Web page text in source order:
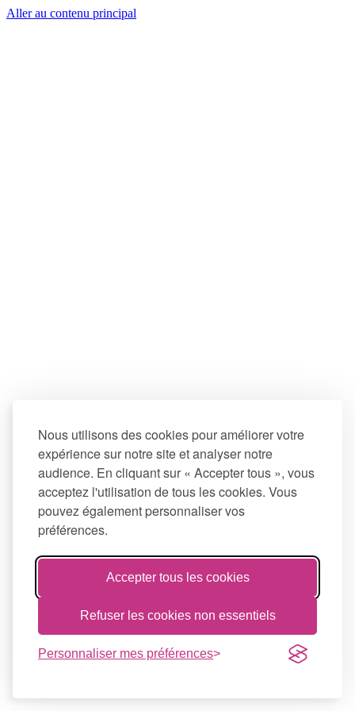
Nous utilisons des cookies pour améliorer votre
expérience sur notre site et analyser notre
audience. En cliquant sur « Accepter tous », vous
acceptez l'utilisation de tous les cookies. Vous
pouvez également personnaliser vos
préférences.
Accepter tous les cookies
Refuser les cookies non essentiels
Personnaliser mes préférences
Aller au contenu principal